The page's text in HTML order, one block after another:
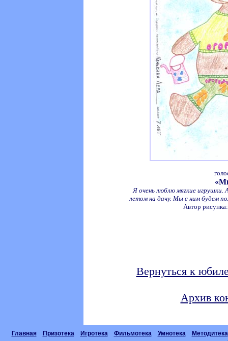
Я очень люблю мягкие
летом на дачу. Мы с ним будем
Автор
Вернуться к
Архив
Главная Призотека Игротека Фильмотека Умнотека
Методитека